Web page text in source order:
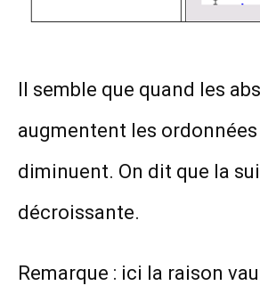
Il semble que quand les
augmentent les ordonnées
diminuent. On dit que la
décroissante.
Remarque : ici la raison